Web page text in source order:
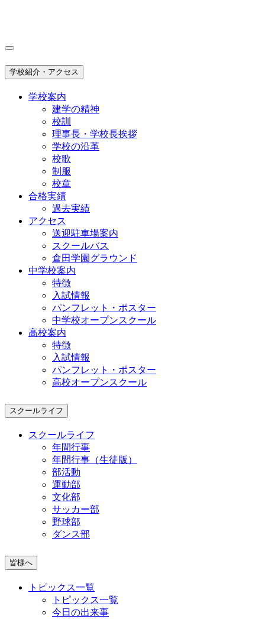
学校紹介・アクセス
学校案内
建学の精神
校訓
理事長・学校長挨拶
学校の沿革
校歌
制服
校章
合格実績
過去実績
アクセス
送迎駐車場案内
スクールバス
倉田学園グラウンド
中学校案内
特徴
入試情報
パンフレット・ポスター
中学校オープンスクール
高校案内
特徴
入試情報
パンフレット・ポスター
高校オープンスクール
スクールライフ
スクールライフ
年間行事
年間行事（生徒版）
部活動
運動部
文化部
サッカー部
野球部
ダンス部
皆様へ
トピックス一覧
トピックス一覧
今日の出来事